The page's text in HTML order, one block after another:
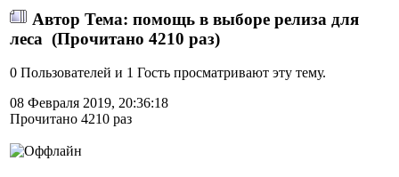
Автор Тема: помощь в выборе релиза для
леса (Прочитано 4210 раз)
0 Пользователей и 1 Гость просматривают эту тему.
08 Февраля 2019, 20:36:18
Прочитано 4210 раз